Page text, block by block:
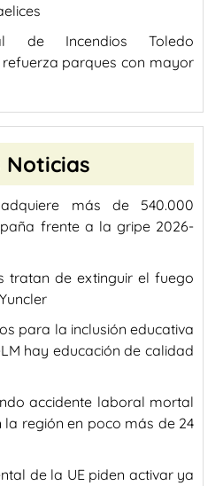
de Incendios Toledo
parques con mayor
Noticias
más de 540.000
frente a la gripe 2026-
tratan de extinguir el fuego
para la inclusión educativa
hay educación de calidad
accidente laboral mortal
región en poco más de 24
de la UE piden activar ya